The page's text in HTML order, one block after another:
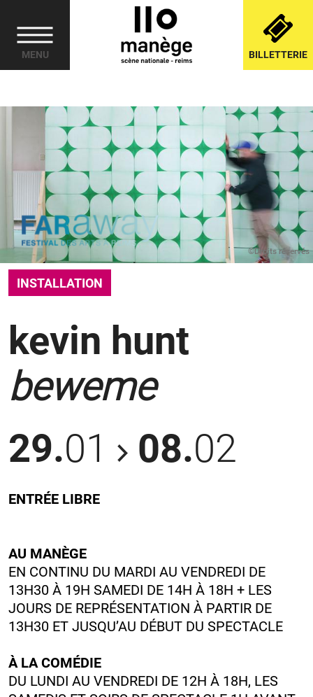
MENU BILLETTERIE
©Droits réservés
INSTALLATION
kevin hunt
beweme
29.01 08.02
ENTRÉE LIBRE
AU MANÈGE
EN CONTINU DU MARDI AU VENDREDI DE
13H30 À 19H SAMEDI DE 14H À 18H + LES
JOURS DE REPRÉSENTATION À PARTIR DE
13H30 ET JUSQU’AU DÉBUT DU SPECTACLE
À LA COMÉDIE
DU LUNDI AU VENDREDI DE 12H À 18H, LES
Cookies management panel